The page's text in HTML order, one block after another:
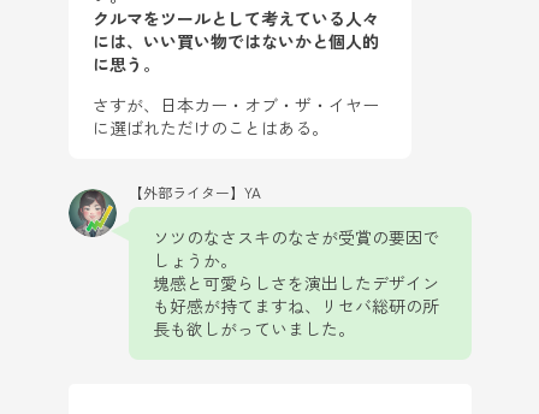
クルマをツールとして考えている人々
には、いい買い物ではないかと個人的
に思う。
さすが、日本カー・オブ・ザ・イヤー
に選ばれただけのことはある。
【外部ライター】YA
ソツのなさスキのなさが受賞の要因で
しょうか。
塊感と可愛らしさを演出したデザイン
も好感が持てますね、リセバ総研の所
長も欲しがっていました。